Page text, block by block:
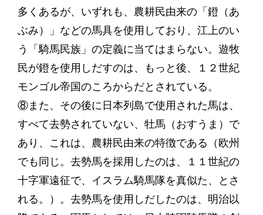
多くあるが、いずれも、農耕民由来の「鐙（あ
ぶみ）」などの馬具を使用しており、江上のい
う「騎馬民族」の定義に当てはまらない。遊牧
民が鐙を使用しだすのは、もっと後、１２世紀
モンゴル帝国のころからだとされている。
⑧また、その後に日本列島で使用された馬は、
すべて去勢されていない、牡馬（おすうま）で
あり、これは、農耕民由来の特徴である（欧州
でも同じ。去勢馬を採用したのは、１１世紀の
十字軍遠征で、イスラム騎馬隊を真似た、とさ
れる。）。去勢馬を使用しだしたのは、明治以